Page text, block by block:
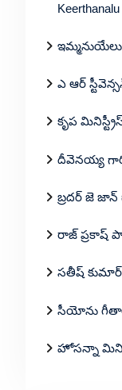
Keerthanalu
ఇమ్మనుయేలు
ఎ ఆర్
కృప
దీవెనయ్య గారి
బ్రదర్ జె జాన్
రాజ్ ప్రకాష్
సతీష్ కుమార్
సీయోను గీతాలు
హోసన్నా